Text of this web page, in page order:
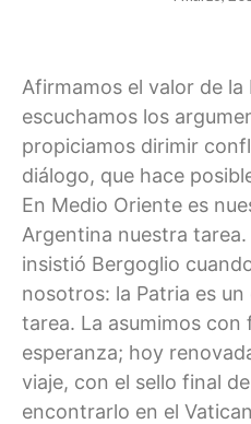
Afirmamos el valor de
escuchamos los
propiciamos dirimir
diálogo, que hace
En Medio Oriente es
Argentina nuestra
insistió Bergoglio
nosotros: la Patria es
tarea. La asumimos con
esperanza; hoy
viaje, con el sello final
encontrarlo en el